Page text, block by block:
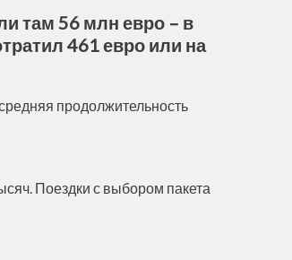
там 56 млн евро – в
461 евро или на
продолжительность
Поездки с выбором пакета